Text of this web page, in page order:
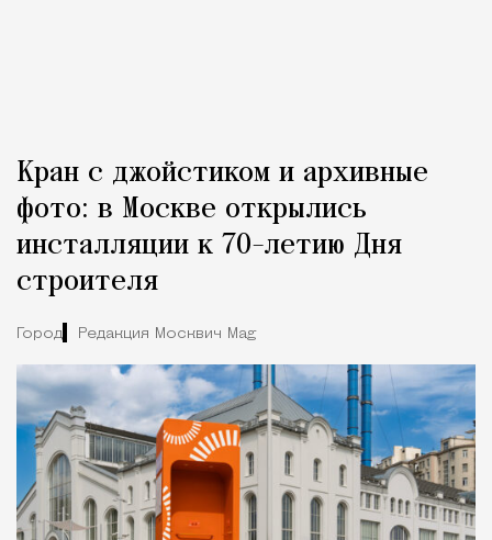
Кран с джойстиком и архивные
фото: в Москве открылись
инсталляции к 70-летию Дня
строителя
Город Редакция Москвич Mag